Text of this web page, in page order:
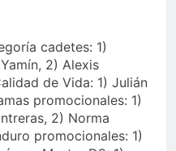
cadetes: 1)
2) Alexis
de Vida: 1) Julián
promocionales: 1)
2) Norma
promocionales: 1)